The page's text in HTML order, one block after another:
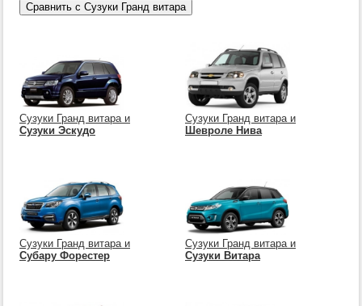
Сузуки Гранд витара и
Сузуки Эскудо
Сузуки Гранд витара и
Шевроле Нива
Сузуки Гранд витара и
Субару Форестер
Сузуки Гранд витара и
Сузуки Витара